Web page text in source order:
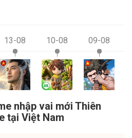
13-08 10-08 09-08
nhập vai mới Thiên
tại Việt Nam